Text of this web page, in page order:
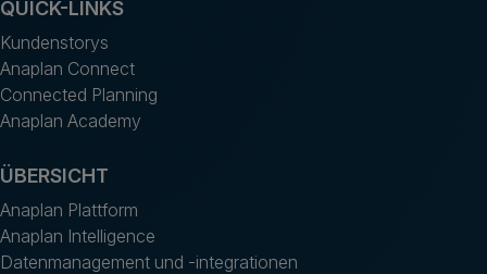
QUICK-LINKS
Kundenstorys
Anaplan Connect
Connected Planning
Anaplan Academy
ÜBERSICHT
Anaplan Plattform
Anaplan Intelligence
Datenmanagement und -integrationen